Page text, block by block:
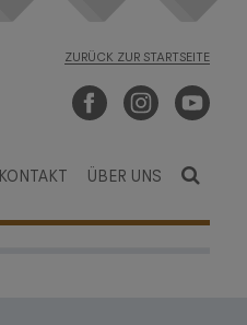
ZURÜCK ZUR STARTSEITE
KONTAKT ÜBER UNS